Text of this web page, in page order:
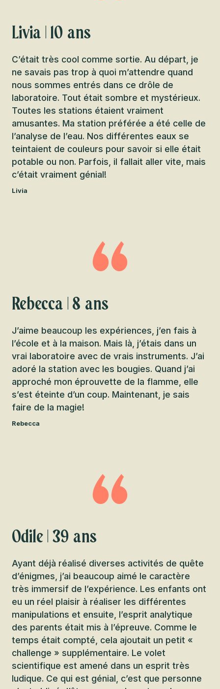
Livia | 10 ans
C’était très cool comme sortie. Au départ, je
ne savais pas trop à quoi m’attendre quand
nous sommes entrés dans ce drôle de
laboratoire. Tout était sombre et mystérieux.
Toutes les stations étaient vraiment
amusantes. Ma station préférée a été celle de
l’analyse de l’eau. Nos différentes eaux se
teintaient de couleurs pour savoir si elle était
potable ou non. Parfois, il fallait aller vite, mais
c’était vraiment génial!
Livia
Rebecca | 8 ans
J’aime beaucoup les expériences, j’en fais à
l’école et à la maison. Mais là, j’étais dans un
vrai laboratoire avec de vrais instruments. J’ai
adoré la station avec les bougies. Quand j’ai
approché mon éprouvette de la flamme, elle
s’est éteinte d’un coup. Maintenant, je sais
faire de la magie!
Rebecca
Odile | 39 ans
Ayant déjà réalisé diverses activités de quête
d’énigmes, j’ai beaucoup aimé le caractère
très immersif de l’expérience. Les enfants ont
eu un réel plaisir à réaliser les différentes
manipulations et ensuite, l’esprit analytique
des parents était mis à l’épreuve. Comme le
temps était compté, cela ajoutait un petit «
challenge » supplémentaire. Le volet
scientifique est amené dans un esprit très
ludique. Ce qui est génial, c’est que personne